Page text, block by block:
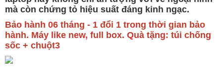
mà còn chứng tỏ hiệu suất đáng kinh ngạc.
Bảo hành 06 tháng - 1 đổi 1 trong thời gian bảo
hành. Máy like new, full box. Quà tặng: túi chống
sốc + chuột3